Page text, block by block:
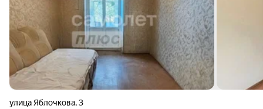
улица Яблочкова,3